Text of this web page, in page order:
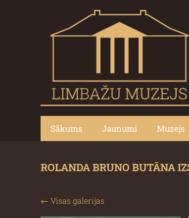
Sākums Jaunumi Muzejs
ROLANDA BRUNO BUTĀNA
Visas galerijas